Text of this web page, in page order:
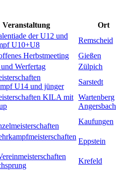
Veranstaltung
Ort
der U12 und
U10+U8
Remscheid
Herbstmeeting
Gießen
Werfertag
Zülpich
U14 und jünger
Sarstedt
KILA mit Wartenberg
Angersbach
Kaufungen
Eppstein
Krefeld